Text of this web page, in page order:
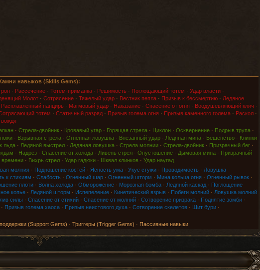
навыков (Skills Gems):
· Рассечение· Тотем-приманка· Решимость· Поглощающий тотем · Удар власти·
Молот· Сотрясение· Тяжелый удар· Вестник пепла· Призыв к бессмертию· Ледяное
Расплавленный панцирь· Магмовый удар· Наказание· Спасение от огня· Воодушевляющий клич ·
тотем · Статичный разряд· Призыв голема огня· Призыв каменного голема· Раскол·
вождя
· Стрела-двойник· Кровавый угар· Горящая стрела· Циклон· Осквернение· Подрыв трупа·
· Взрывная стрела· Огненная ловушка· Внезапный удар· Ледяная мина· Бешенство· Клинки
льда· Ледяной выстрел· Ледяная ловушка· Стрела молнии· Стрела-двойник· Призрачный бег·
· Надрез· Спасение от холода· Ливень стрел· Опустошение· Дымовая мина· Призрачный
времени· Вихрь стрел· Удар гадюки· Шквал клинков· Удар наугад
молния· Подношение костей· Ясность ума· Укус стужи· Проводимость· Ловушка
к стихиям · Слабость· Огненный шар· Огненный шторм · Мина кольца огня· Огненный рывок·
плоти· Волна холода· Обморожение· Морозная бомба· Ледяной каскад· Поглощение
копье· Ледяной шторм · Испепеление· Кинетический взрыв· Побеги молний· Ловушка молний
силы · Спасение от стихий· Спасение от молний· Сотворение призрака· Поднятие зомби·
Призыв голема хаоса· Призыв неистового духа· Сотворение скелетов· Щит бури·
(Support Gems) · Триггеры (Trigger Gems) · Пассивные навыки